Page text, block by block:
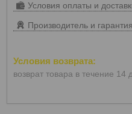
Условия оплаты и
Производитель и гарантия
возврат товара в течение 14